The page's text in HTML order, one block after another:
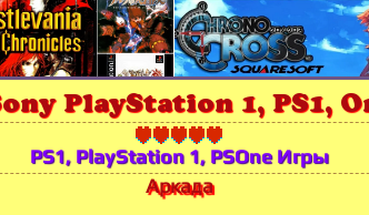
PlayStation 1, PS1,
PS1, PlayStation 1, PSOne Игры
Аркада